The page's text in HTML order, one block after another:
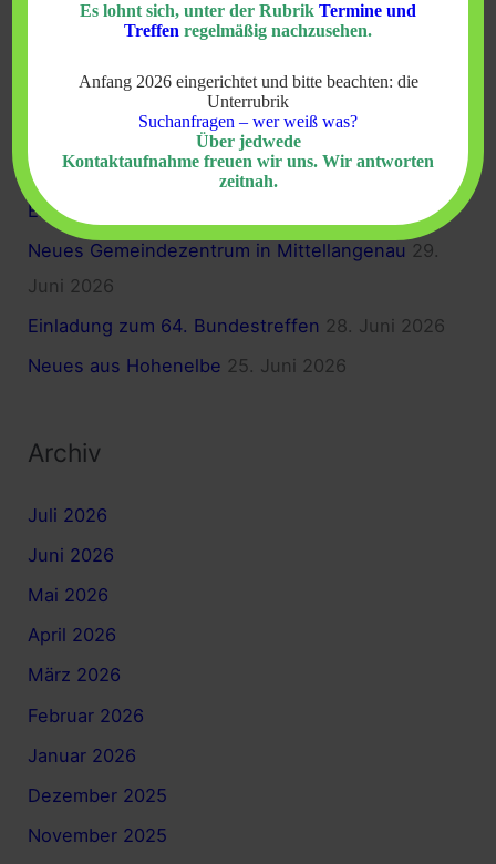
a
c
h
Neueste Beiträge
Vertrieben, nicht geflüchtet. Die Geschichte der
Sudetendeutschen 23. Juli 2026
Impressionen vom Heimattreffen im Kleinen
Elbetal 2026
Neues Gemeindezentrum in Mittellangenau 29.
Juni 2026
Einladung zum 64. Bundestreffen 28. Juni 2026
Neues aus Hohenelbe 25. Juni 2026
Archiv
Juli 2026
Juni 2026
Mai 2026
April 2026
März 2026
Februar 2026
Januar 2026
Dezember 2025
November 2025
Es lohnt sich, unter der Rubrik Termine und
Treffen regelmäßig nachzusehen.
Anfang 2026 eingerichtet und bitte beachten: die
Unterrubrik
Suchanfragen – wer weiß was?
Über jedwede
Kontaktaufnahme freuen wir uns. Wir antworten
zeitnah.